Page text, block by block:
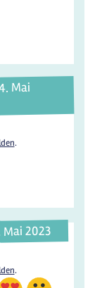
Mai
.
2023
.